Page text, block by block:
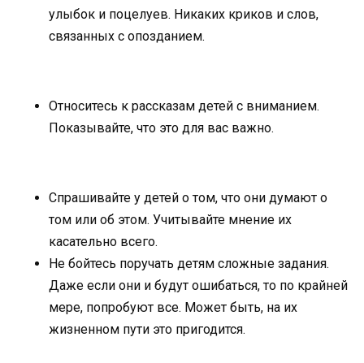
улыбок и поцелуев. Никаких криков и слов,
связанных с опозданием.
Относитесь к рассказам детей с вниманием.
Показывайте, что это для вас важно.
Спрашивайте у детей о том, что они думают о
том или об этом. Учитывайте мнение их
касательно всего.
Не бойтесь поручать детям сложные задания.
Даже если они и будут ошибаться, то по крайней
мере, попробуют все. Может быть, на их
жизненном пути это пригодится.